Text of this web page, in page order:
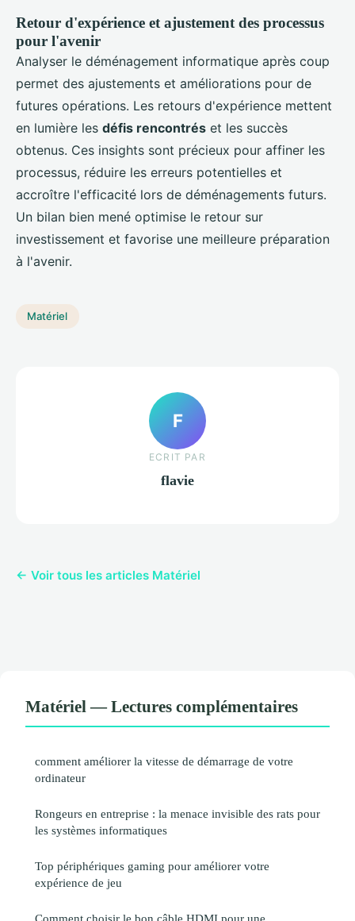
Retour d'expérience et ajustement des processus
pour l'avenir
Analyser le déménagement informatique après coup
permet des ajustements et améliorations pour de
futures opérations. Les retours d'expérience mettent
en lumière les défis rencontrés et les succès
obtenus. Ces insights sont précieux pour affiner les
processus, réduire les erreurs potentielles et
accroître l'efficacité lors de déménagements futurs.
Un bilan bien mené optimise le retour sur
investissement et favorise une meilleure préparation
à l'avenir.
Matériel
F
ECRIT PAR
flavie
← Voir tous les articles Matériel
Matériel — Lectures complémentaires
comment améliorer la vitesse de démarrage de votre
ordinateur
Rongeurs en entreprise : la menace invisible des rats pour
les systèmes informatiques
Top périphériques gaming pour améliorer votre
expérience de jeu
Comment choisir le bon câble HDMI pour une